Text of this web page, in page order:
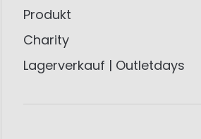
Produkt
Charity
Lagerverkauf | Outletdays